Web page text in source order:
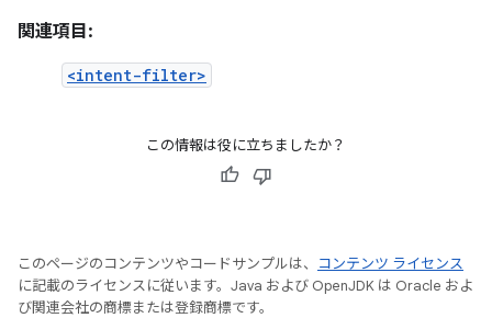
関連項目:
<intent-filter>
この情報は役に立ちましたか？
このページのコンテンツやコードサンプルは、
コンテンツ ライセンス
に記載のライセンスに従います。Java および OpenJDK は Oracle およ
び関連会社の商標または登録商標です。